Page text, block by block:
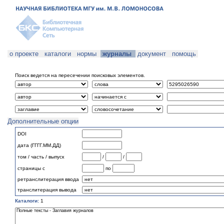
о проекте каталоги нормы журналы документ помощь
Поиск ведется на пересечении поисковых элементов.
Дополнительные опции
DOI
дата (ГГГГ.ММ.ДД)
том / часть / выпуск / /
страницы с
по
ретранслитерация ввода
транслитерация вывода
Каталоги: 1